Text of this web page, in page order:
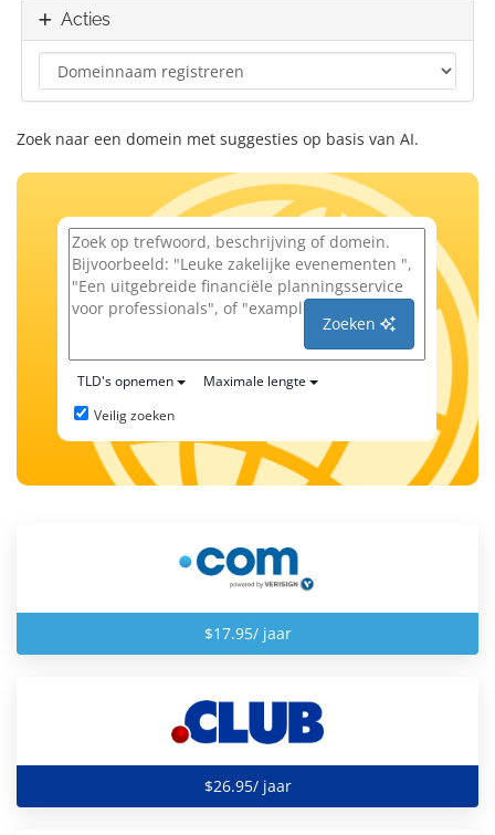
Acties
Zoek naar een domein met suggesties op basis van AI.
Zoeken
TLD's opnemen
Maximale lengte
Veilig zoeken
$17.95/ jaar
$26.95/ jaar